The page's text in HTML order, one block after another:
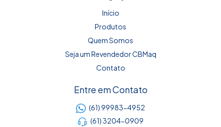
Início
Produtos
Quem Somos
Seja um Revendedor CBMaq
Contato
Entre em Contato
(61) 99983-4952
(61) 3204-0909